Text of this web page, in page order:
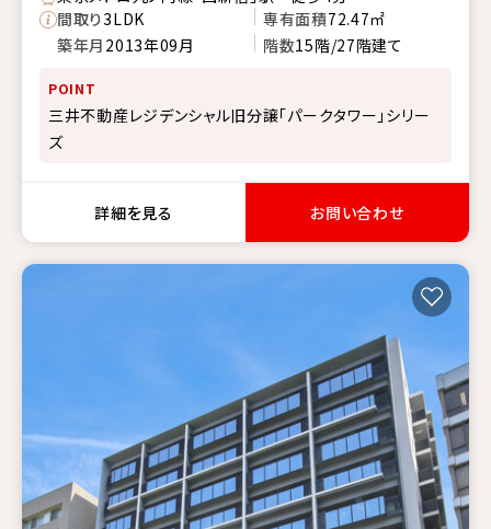
間取り3LDK 専有面積72.47㎡
築年月 2013年09月 階数15階/27階建て
POINT
三井不動産レジデンシャル旧分譲「パークタワー」シリー
ズ
詳細を見る お問い合わせ